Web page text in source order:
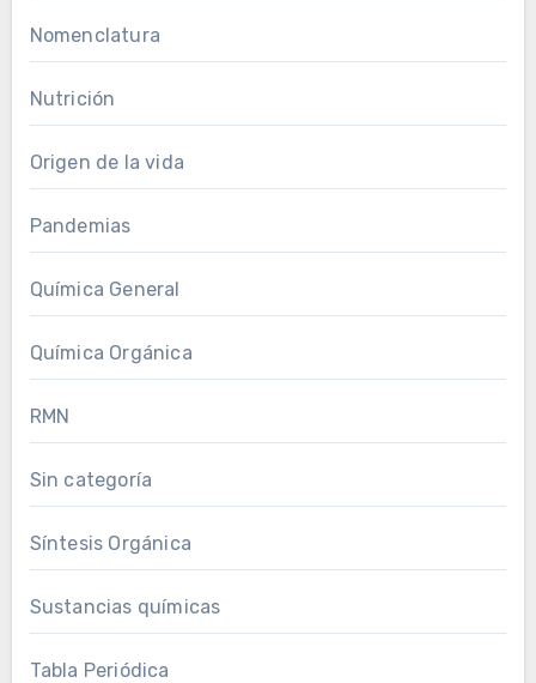
Nomenclatura
Nutrición
Origen de la vida
Pandemias
Química General
Química Orgánica
RMN
Sin categoría
Síntesis Orgánica
Sustancias químicas
Tabla Periódica